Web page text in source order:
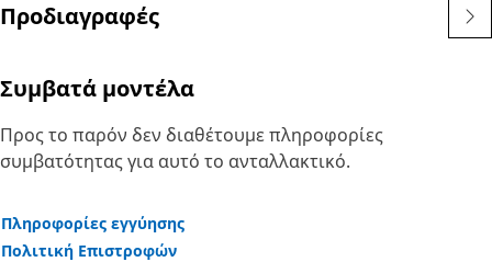
machines
2)Cat Lights are adaptable to other machines in your fleet,
Designed for use in extremely tough conditions.
Προδιαγραφές
Συμβατά μοντέλα
Προς το παρόν δεν διαθέτουμε πληροφορίες
συμβατότητας για αυτό το ανταλλακτικό.
Πληροφορίες εγγύησης
Πολιτική Επιστροφών